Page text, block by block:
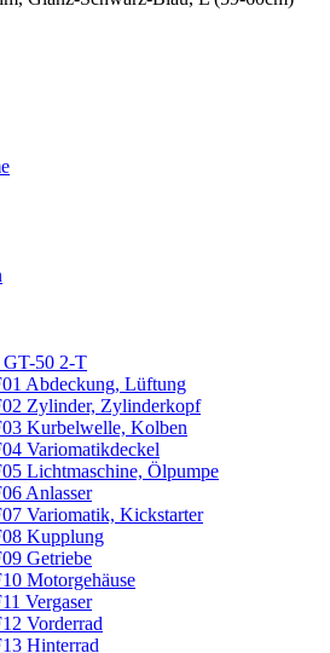
GT-50 2-T
Abdeckung, Lüftung
Zylinder, Zylinderkopf
Kurbelwelle, Kolben
Variomatikdeckel
Lichtmaschine, Ölpumpe
Anlasser
Variomatik, Kickstarter
Kupplung
Getriebe
Motorgehäuse
Vergaser
Vorderrad
Hinterrad